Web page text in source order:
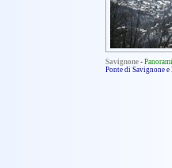
Savignone - Panorami
Ponte di Savignone